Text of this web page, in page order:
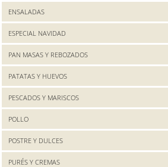
ENSALADAS
ESPECIAL NAVIDAD
PAN MASAS Y REBOZADOS
PATATAS Y HUEVOS
PESCADOS Y MARISCOS
POLLO
POSTRE Y DULCES
PURÉS Y CREMAS